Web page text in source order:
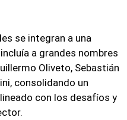
se integran a una
a grandes nombres
Oliveto, Sebastián
consolidando un
con los desafíos y